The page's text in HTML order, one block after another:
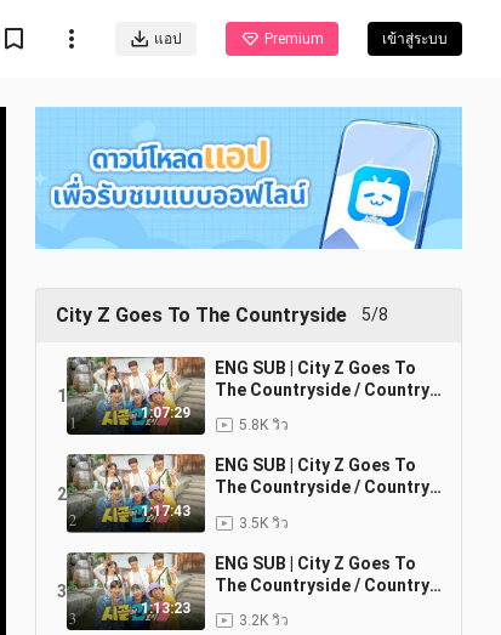
แอป Premium เข้าสู่ระบบ
City Z Goes To The Countryside 5/8
1
1:07:29
ENG SUB | City Z Goes To
The Countryside / Country
5.8K วิว
2
1:17:43
ENG SUB | City Z Goes To
The Countryside / Country
3.5K วิว
3
1:13:23
ENG SUB | City Z Goes To
The Countryside / Country
3.2K วิว